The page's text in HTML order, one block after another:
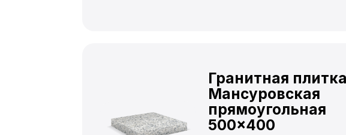
Гранитная плитка
Мансуровская
прямоугольная
500×400